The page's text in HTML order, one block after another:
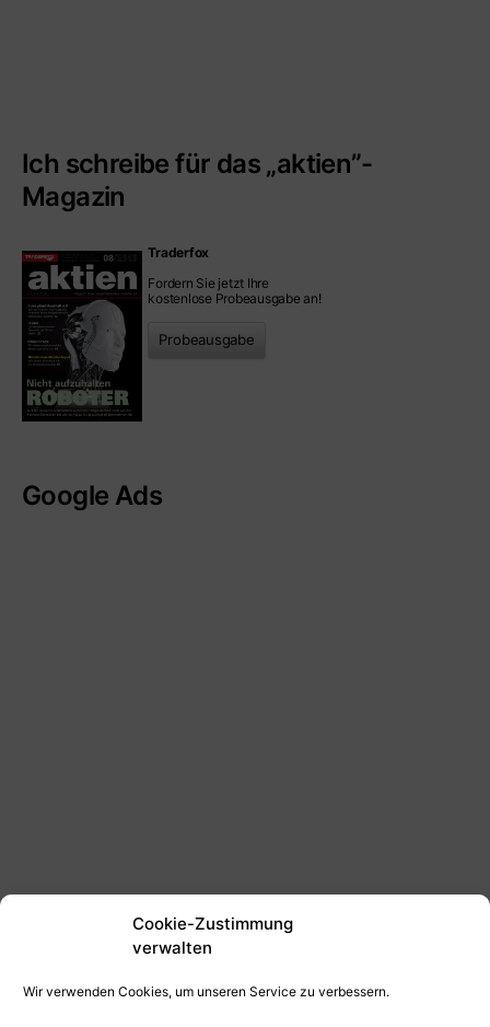
Cookie-Zustimmung
verwalten
Wir verwenden Cookies, um unseren Service zu verbessern.
Ich schreibe für das „aktien”-
Magazin
Traderfox
Fordern Sie jetzt Ihre
kostenlose Probeausgabe an!
Probeausgabe
Google Ads